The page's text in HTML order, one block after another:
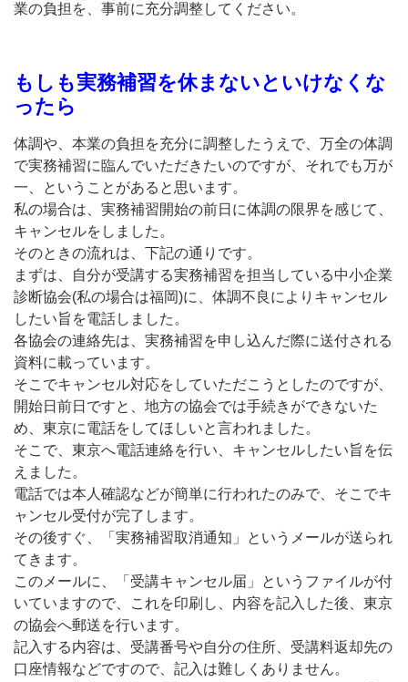
業の負担を、事前に充分調整してください。
もしも実務補習を休まないといけなくな
ったら
体調や、本業の負担を充分に調整したうえで、万全の体調
で実務補習に臨んでいただきたいのですが、それでも万が
一、ということがあると思います。
私の場合は、実務補習開始の前日に体調の限界を感じて、
キャンセルをしました。
そのときの流れは、下記の通りです。
まずは、自分が受講する実務補習を担当している中小企業
診断協会(私の場合は福岡)に、体調不良によりキャンセル
したい旨を電話しました。
各協会の連絡先は、実務補習を申し込んだ際に送付される
資料に載っています。
そこでキャンセル対応をしていただこうとしたのですが、
開始日前日ですと、地方の協会では手続きができないた
め、東京に電話をしてほしいと言われました。
そこで、東京へ電話連絡を行い、キャンセルしたい旨を伝
えました。
電話では本人確認などが簡単に行われたのみで、そこでキ
ャンセル受付が完了します。
その後すぐ、「実務補習取消通知」というメールが送られ
てきます。
このメールに、「受講キャンセル届」というファイルが付
いていますので、これを印刷し、内容を記入した後、東京
の協会へ郵送を行います。
記入する内容は、受講番号や自分の住所、受講料返却先の
口座情報などですので、記入は難しくありません。